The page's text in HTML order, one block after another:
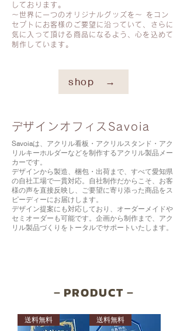
しております。
～世界に一つのオリジナルグッズを～ をコン
セプトにお客様のご要望に沿っていて、さらに
気に入って頂ける商品になるよう、心を込めて
制作しています。
shop →
​デザインオフィスSavoia
Savoiaは、アクリル看板・アクリルスタンド・アク
リルキーホルダーなどを制作するアクリル製品メー
カーです。
デザインから製造、梱包・出荷まで、すべて愛知県
の自社工場で一貫対応。自社制作だからこそ、お客
様の声を直接反映し、ご要望に寄り添った商品をス
ピーディーにお届けします。
デザイン提案にも対応しており、オーダーメイドや
セミオーダーも可能です。企画から制作まで、アク
リル製品づくりをトータルでサポートいたします。
送料無料 送料無料
​－PRODUCT－